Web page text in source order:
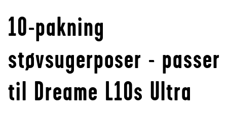
10-pakning
støvsugerposer - passer
til Dreame L10s Ultra